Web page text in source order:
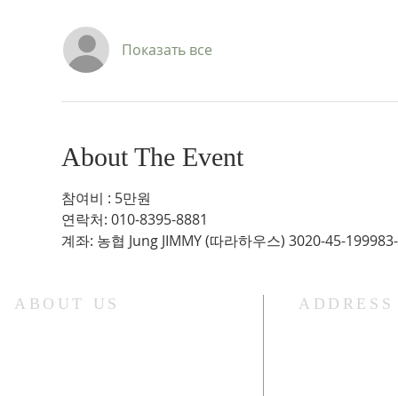
Показать все
About The Event
계좌: 농협 Jung JIMMY (따라하우스) 3020-45-
ABOUT US ADDRESS